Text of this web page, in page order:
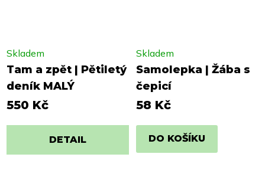
Tam a zpět | Pětiletý
deník MALÝ
Skladem
550 Kč
DETAIL
Samolepka | Žába s
čepicí
Skladem
58 Kč
DO KOŠÍKU